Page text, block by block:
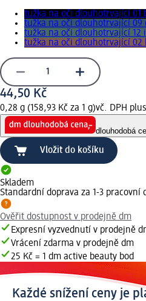
tužka na oči dlouhotrvající 01
tužka na oči dlouhotrvající 09
tužka na oči dlouhotrvající 12
tužka na oči dlouhotrvající 02
44,50 Kč
0,28 g (158,93 Kč za 1 g)vč. DPH plus
dlouhodobá
Vložit do košíku
Skladem
Standardní doprava za 1-3 pracovní
Ověřit dostupnost v prodejně dm
Expresní vyzvednutí v prodejně
Vrácení zdarma v prodejně dm
25 Kč = 1 dm active beauty bod
Každé snížení ceny je